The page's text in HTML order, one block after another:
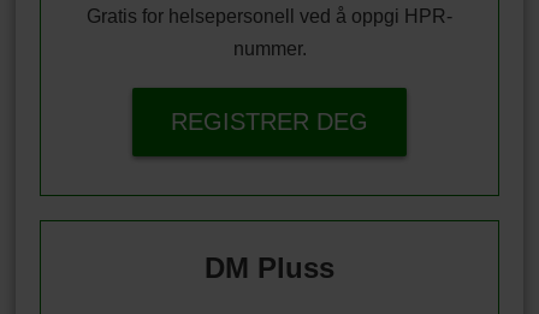
Gratis for helsepersonell ved å oppgi HPR-
nummer.
REGISTRER DEG
DM Pluss